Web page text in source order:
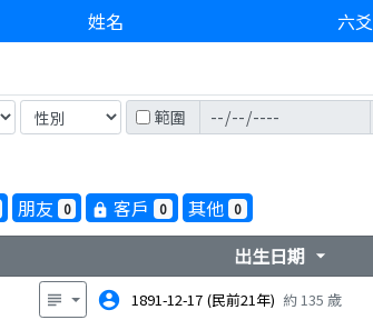
姓名 六爻
範圍
朋友 0 lock 客戶 0 其他 0
出生日期 arrow_drop_down
subject account_circle 1891-12-17 (民前21年) 約135 歲